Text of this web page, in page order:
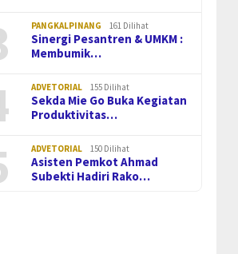
Hidayat Arsani
Gedung SMA
15 Oktober 2025
Gubernur Hidayat
Komitmen Benahi
Sektor
PANGKALPINANG 161 Dilihat
Sinergi Pesantren & UMKM :
Membumik…
ADVETORIAL 155 Dilihat
Sekda Mie Go Buka Kegiatan
Produktivitas…
ADVETORIAL 150 Dilihat
Asisten Pemkot Ahmad
Subekti Hadiri Rako…